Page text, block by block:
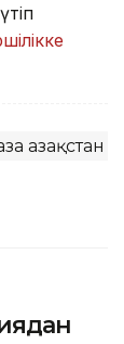
Қазақстан